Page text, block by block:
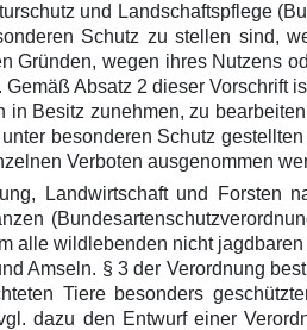
und Landschaftspflege
Schutz zu stellen sind,
wegen ihres Nutzens
Absatz 2 dieser Vorschrift
Besitz zunehmen, zu
besonderen Schutz
Verboten ausgenommen
Landwirtschaft und Forsten
alle wildlebenden nicht
Amseln. § 3 der Verordnung
Tiere besonders
dazu den Entwurf einer